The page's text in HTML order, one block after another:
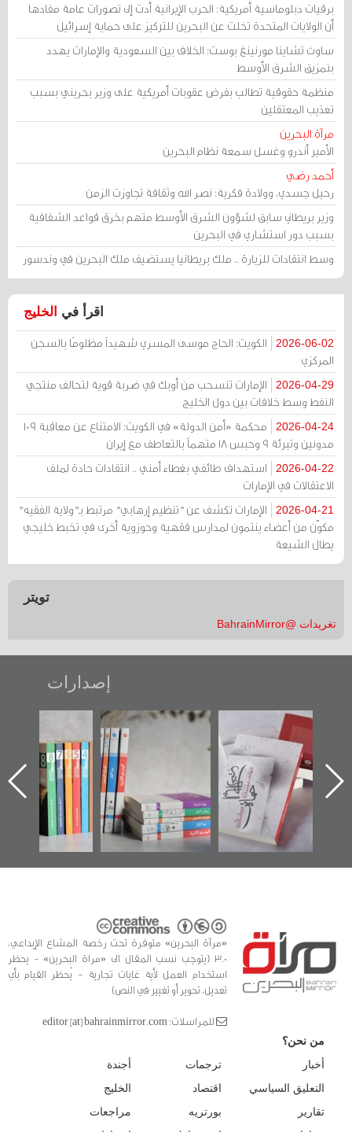
برقيات دبلوماسية أمريكية: الحرب الإيرانية أدت إلى تصورات عامة مفادها
أن الولايات المتحدة تخلت عن البحرين للتركيز على حماية إسرائيل
ساوث تشاينا مورنينغ بوست: الخلاف بين السعودية والإمارات يهدد
بتمزيق الشرق الأوسط
منظمة حقوقية تطالب بفرض عقوبات أمريكية على وزير بحريني بسبب
تعذيب المعتقلين
مرآة البحرين
الأمير أندرو وغسل سمعة نظام البحرين
أحمد رضي
رحيل جسدي، وولادة فكرية: نصر الله وثقافة تجاوزت الزمن
وزير بريطاني سابق لشؤون الشرق الأوسط متهم بخرق قواعد الشفافية
بسبب دور استشاري في البحرين
وسط انتقادات للزيارة .. ملك بريطانيا يستضيف ملك البحرين في وندسور
اقرأ في الخليج
2026-06-02
الكويت: الحاج موسى المسري شهيداً مظلومًا بالسجن
المركزي
2026-04-29
الإمارات تنسحب من أوبك في ضربة قوية لتحالف منتجي
النفط وسط خلافات بين دول الخليج
2026-04-24
محكمة «أمن الدولة» في الكويت: الامتناع عن معاقبة 109
مدونين وتبرئة 9 وحبس 18 متهماً بالتعاطف مع إيران
2026-04-22
استهداف طائفي بغطاء أمني .. انتقادات حادة لملف
الاعتقالات في الإمارات
2026-04-21
الإمارات تكشف عن "تنظيم إرهابي" مرتبط بـ"ولاية الفقيه"
مكوّن من أعضاء ينتمون لمدارس فقهية وحوزوية أخرى في تخبط خليجي
يطال الشيعة
تويتر
تغريدات @BahrainMirror
إصدارات
"حماة الباب الأخير":
الإصدار الأول عن
اعتصام الدراز
وأحداث ساحة
الفداء لمركز أوال
للدراسات والتوثيق
تصنيف موضوعي
للوثائق البريطانية
يقدمه «مركز أوال»
في سلسلة من 5
كتب
تصدر حصاد
الساحات 2019
«مرآة البحرين» متوفرة تحت رخصة المشاع الإبداعي،
3.0 (يتوجب نسب المقال الى «مراة البحرين» - يحظر
استخدام العمل لأية غايات تجارية - يُحظر القيام بأي
تعديل، تحوير أو تغيير في النص)
للمراسلات: editor [at] bahrainmirror.com
من نحن؟
أخبار
التعليق السياسي
تقارير
ترجمات
اقتصاد
بورتريه
أجندة
الخليج
مراجعات